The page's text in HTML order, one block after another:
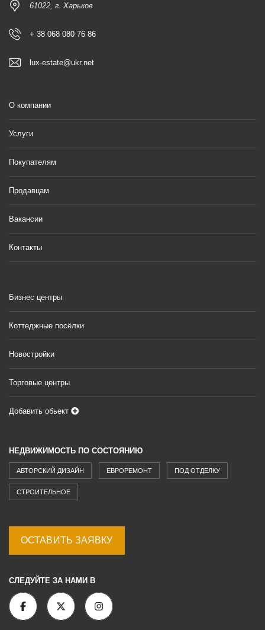
61022, г. Харьков
+ 38 068 080 76 86
lux-estate@ukr.net
О компании
Услуги
Покупателям
Продавцам
Вакансии
Контакты
Бизнес центры
Коттеджные посёлки
Новостройки
Торговые центры
Добавить обьект
НЕДВИЖИМОСТЬ ПО СОСТОЯНИЮ
АВТОРСКИЙ ДИЗАЙН ЕВРОРЕМОНТ ПОД ОТДЕЛКУ
СТРОИТЕЛЬНОЕ
ОСТАВИТЬ ЗАЯВКУ
СЛЕДУЙТЕ ЗА НАМИ В